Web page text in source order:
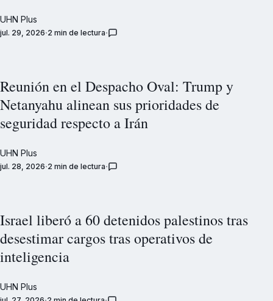
UHN Plus
jul. 29, 2026 2 min de lectura
Reunión en el Despacho Oval: Trump y
Netanyahu alinean sus prioridades de
seguridad respecto a Irán
UHN Plus
jul. 28, 2026 2 min de lectura
Israel liberó a 60 detenidos palestinos tras
desestimar cargos tras operativos de
inteligencia
UHN Plus